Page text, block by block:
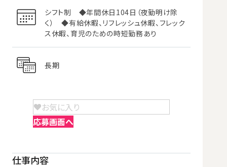
シフト制 ◆年間休日104日（夜勤明け除
く） ◆有給休暇、リフレッシュ休暇、フレック
ス休暇、育児のための時短勤務あり
長期
お気に入り
応募画面へ
仕事内容